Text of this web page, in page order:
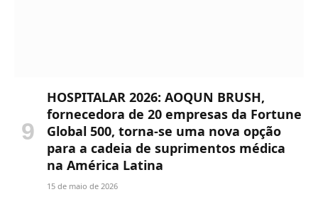
HOSPITALAR 2026: AOQUN BRUSH,
fornecedora de 20 empresas da Fortune
Global 500, torna-se uma nova opção
para a cadeia de suprimentos médica
na América Latina
15 de maio de 2026